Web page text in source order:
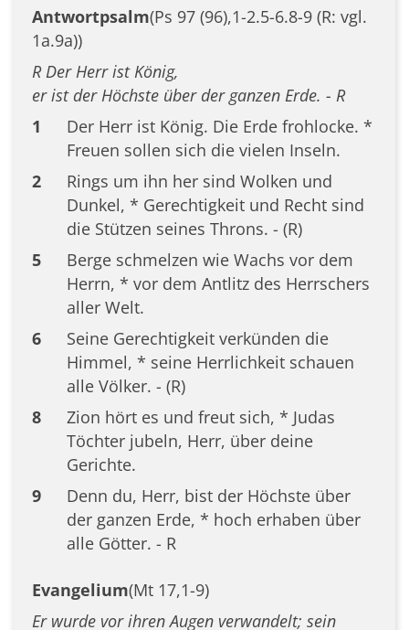
Antwortpsalm(Ps 97 (96),1-2.5-6.8-9 (R: vgl.
1a.9a))
R Der Herr ist König,
er ist der Höchste über der ganzen Erde. - R
1
Der Herr ist König. Die Erde frohlocke. *
Freuen sollen sich die vielen Inseln.
2
Rings um ihn her sind Wolken und
Dunkel, * Gerechtigkeit und Recht sind
die Stützen seines Throns. - (R)
5
Berge schmelzen wie Wachs vor dem
Herrn, * vor dem Antlitz des Herrschers
aller Welt.
6
Seine Gerechtigkeit verkünden die
Himmel, * seine Herrlichkeit schauen
alle Völker. - (R)
8
Zion hört es und freut sich, * Judas
Töchter jubeln, Herr, über deine
Gerichte.
9
Denn du, Herr, bist der Höchste über
der ganzen Erde, * hoch erhaben über
alle Götter. - R
Evangelium(Mt 17,1-9)
Er wurde vor ihren Augen verwandelt; sein